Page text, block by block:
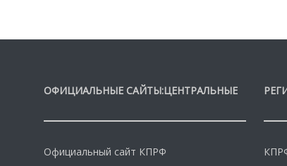
ОФИЦИАЛЬНЫЕ САЙТЫ:ЦЕНТРАЛЬНЫЕ
Официальный сайт КПРФ